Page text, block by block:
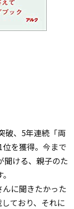
破、5年連続「両
を獲得。今まで
聞ける、親子のた
に聞きたかった
ており、それに